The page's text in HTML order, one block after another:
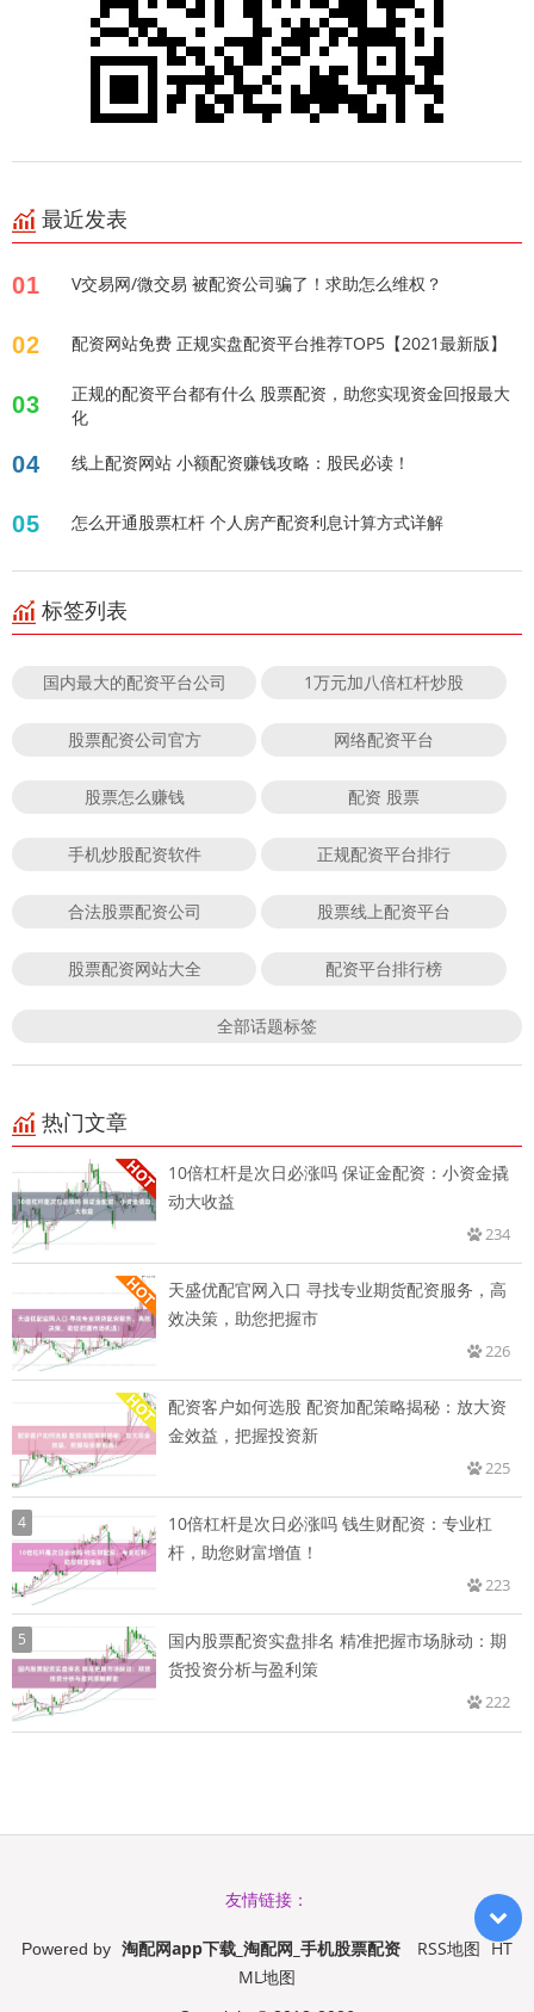
最近发表
01 V交易网/微交易 被配资公司骗了！求助怎么维权？
02 配资网站免费 正规实盘配资平台推荐TOP5【2021最新版】
03
正规的配资平台都有什么 股票配资，助您实现资金回报最大
化
04 线上配资网站 小额配资赚钱攻略：股民必读！
05 怎么开通股票杠杆 个人房产配资利息计算方式详解
标签列表
国内最大的配资平台公司 1万元加八倍杠杆炒股
股票配资公司官方 网络配资平台
股票怎么赚钱 配资 股票
手机炒股配资软件 正规配资平台排行
合法股票配资公司 股票线上配资平台
股票配资网站大全 配资平台排行榜
全部话题标签
热门文章
10倍杠杆是次日必涨吗 保证金配资：小资金撬
动大收益
234
天盛优配官网入口 寻找专业期货配资服务，高
效决策，助您把握市
226
配资客户如何选股 配资加配策略揭秘：放大资
金效益，把握投资新
225
4
10倍杠杆是次日必涨吗 钱生财配资：专业杠
杆，助您财富增值！
223
5
国内股票配资实盘排名 精准把握市场脉动：期
货投资分析与盈利策
222
友情链接：
Powered by 淘配网app下载_淘配网_手机股票配资 RSS地图 HT
ML地图